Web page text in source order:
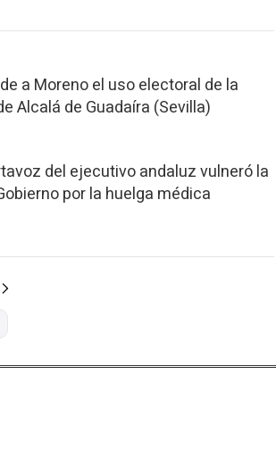
a Moreno el uso electoral de la
Alcalá de Guadaíra (Sevilla)
del ejecutivo andaluz vulneró la
por la huelga médica